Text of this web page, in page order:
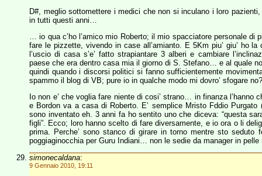
D#, meglio sottomettere i medici che non si inculano i loro
in tutti questi anni…
… io qua c’ho l’amico mio Roberto; il mio spacciatore personale
fare le pizzette, vivendo in case all’amianto. E 5Km piu’ giu’ ho
l’uscio di casa s’e’ fatto strapiantare 3 alberi e cambiare
paese che era dentro casa mia il giorno di S. Stefano… e al quale
quindi quando i discorsi politici si fanno sufficientemente
spammo il blog di VB; pure io in qualche modo mi dovro’ sfogare
Io non e’ che voglia fare niente di cosi’ strano… in finanza
e Bordon va a casa di Roberto. E’ semplice Mristo Fddio
sono inventato eh. 3 anni fa ho sentito uno che diceva: “questa
figli”. Ecco; loro hanno scelto di fare diversamente, e io ora o li
prima. Perche’ sono stanco di girare in torno mentre sto
poggiaginocchia per Guru Indiani… non le sedie da manager in
simonecaldana:
9 Gennaio 2010, 19:11